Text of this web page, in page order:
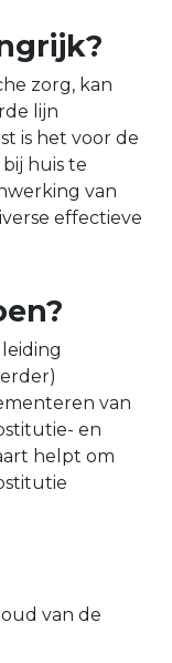
zorg, kan
lijn
is het voor de
huis te
van
effectieve
van
en
helpt om
van de